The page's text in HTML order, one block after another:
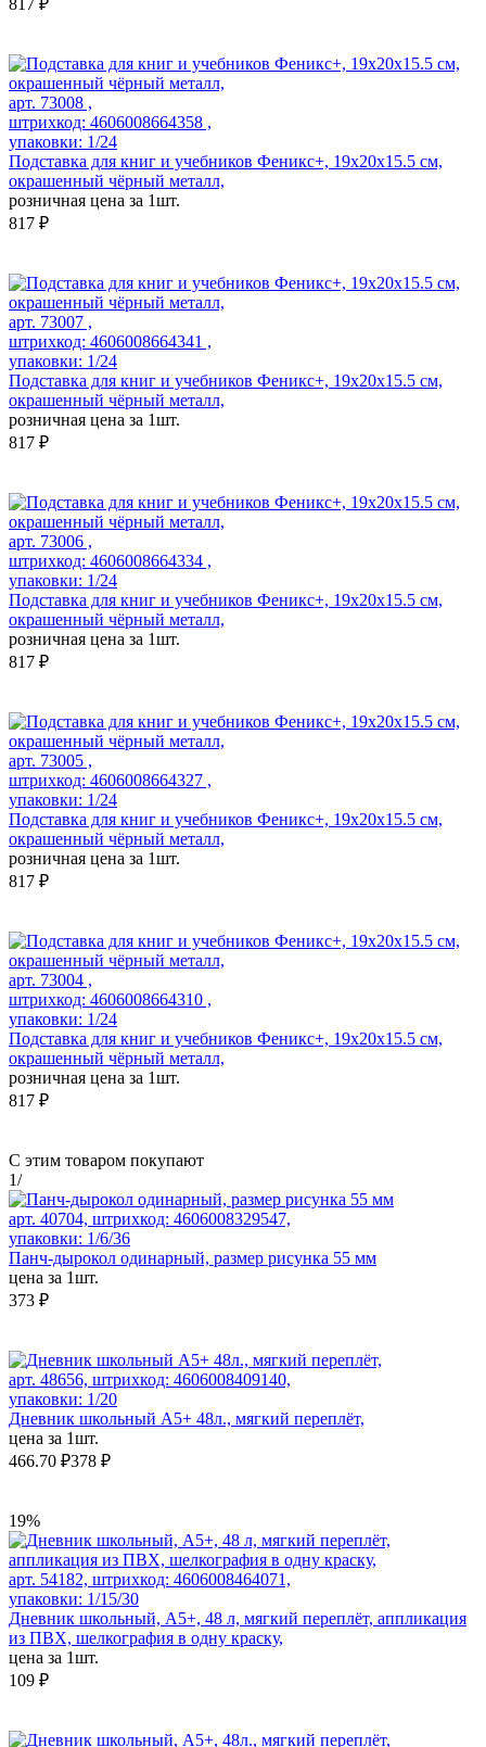
817 ₽
арт. 73008 ,
штрихкод: 4606008664358 ,
упаковки: 1/24
Подставка для книг и учебников Феникс+, 19x20x15.5 см,
окрашенный чёрный металл,
розничная цена за 1шт.
817 ₽
арт. 73007 ,
штрихкод: 4606008664341 ,
упаковки: 1/24
Подставка для книг и учебников Феникс+, 19x20x15.5 см,
окрашенный чёрный металл,
розничная цена за 1шт.
817 ₽
арт. 73006 ,
штрихкод: 4606008664334 ,
упаковки: 1/24
Подставка для книг и учебников Феникс+, 19x20x15.5 см,
окрашенный чёрный металл,
розничная цена за 1шт.
817 ₽
арт. 73005 ,
штрихкод: 4606008664327 ,
упаковки: 1/24
Подставка для книг и учебников Феникс+, 19x20x15.5 см,
окрашенный чёрный металл,
розничная цена за 1шт.
817 ₽
арт. 73004 ,
штрихкод: 4606008664310 ,
упаковки: 1/24
Подставка для книг и учебников Феникс+, 19x20x15.5 см,
окрашенный чёрный металл,
розничная цена за 1шт.
817 ₽
С этим товаром покупают
1/
арт. 40704, штрихкод: 4606008329547,
упаковки: 1/6/36
Панч-дырокол одинарный, размер рисунка 55 мм
цена за 1шт.
373 ₽
арт. 48656, штрихкод: 4606008409140,
упаковки: 1/20
Дневник школьный А5+ 48л., мягкий переплёт,
цена за 1шт.
466.70 ₽378 ₽
19%
арт. 54182, штрихкод: 4606008464071,
упаковки: 1/15/30
Дневник школьный, А5+, 48 л, мягкий переплёт, аппликация
из ПВХ, шелкография в одну краску,
цена за 1шт.
109 ₽